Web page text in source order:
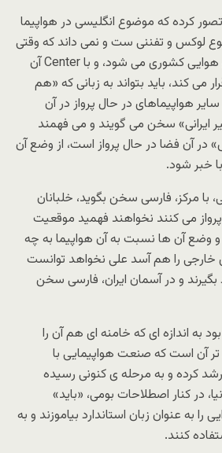
کرده که موضوع انگلیسی در هواپیما
لوکس و تفننی ست و نمی داند که وقتی
هواپیمایی، وارد حوزه ی هوایی کشوری می شود، و با Center آن
می کند، باید بتواند به زبانی که «هم
هواپیماهای در حال پرواز در آن
ایرانی» سخن می گویند و می فهمند
آن فضا در حال پرواز است، از وضع آن
خبر شود.
با مرکز، فارسی سخن بگوید، خلبانان
می کنند نخواهند فهمید موقعیت
وضع آن ها نسبت به آن هواپیما به چه
را هم آسد علی نخواهد توانست
و در آسمان ایران، فارسی سخن
به اندازه ای که خامنه ای هم آن را
آن است که صنعت هواپیمایی با
رشد کرده و به مرحله ی کنونی رسیده
در کنار اصطلاحات بومی، «باید»
به عنوان زبان استاندارد بیاموزند و به
کنند.